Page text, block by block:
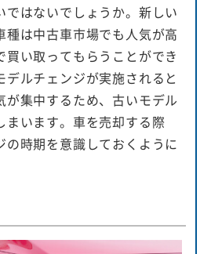
ではないでしょうか。新しい
種は中古車市場でも人気が高
買い取ってもらうことができ
デルチェンジが実施されると
が集中するため、古いモデル
まいます。車を売却する際
の時期を意識しておくように